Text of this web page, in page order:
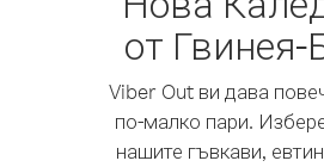
от Гвинея-
Viber Out ви дава
по-малко пари.
нашите гъвкави,